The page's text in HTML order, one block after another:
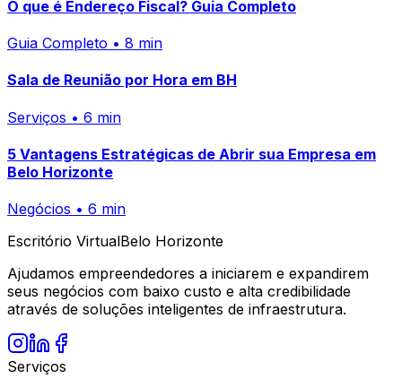
O que é Endereço Fiscal? Guia Completo
Guia Completo • 8 min
Sala de Reunião por Hora em BH
Serviços • 6 min
5 Vantagens Estratégicas de Abrir sua Empresa em
Belo Horizonte
Negócios • 6 min
Escritório VirtualBelo Horizonte
Ajudamos empreendedores a iniciarem e expandirem
seus negócios com baixo custo e alta credibilidade
através de soluções inteligentes de infraestrutura.
Serviços